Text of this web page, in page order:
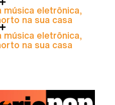
música eletrônica,
na sua casa
música eletrônica,
na sua casa